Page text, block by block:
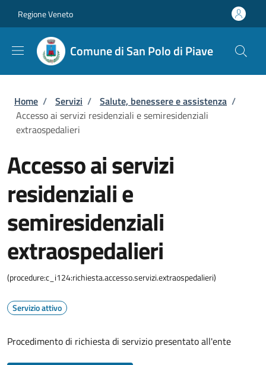
Regione Veneto
Comune di San Polo di Piave
Briciole di pane
Home / Servizi / Salute, benessere e assistenza /
Accesso ai servizi residenziali e semiresidenziali
extraospedalieri
Accesso ai servizi
residenziali e
semiresidenziali
extraospedalieri
(procedure:c_i124:richiesta.accesso.servizi.extraospedalieri)
Servizio attivo
Procedimento di richiesta di servizio presentato all'ente